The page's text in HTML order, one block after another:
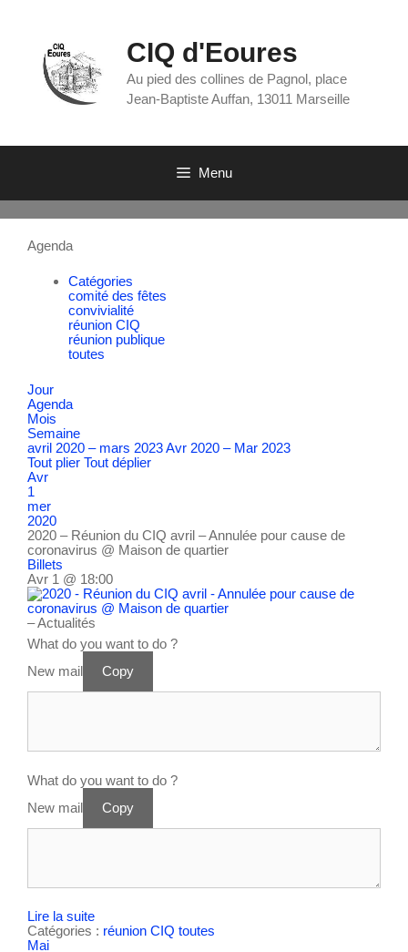
CIQ d'Eoures
Au pied des collines de Pagnol, place
Jean-Baptiste Auffan, 13011 Marseille
Menu
Agenda
Catégories
comité des fêtes
convivialité
réunion CIQ
réunion publique
toutes
Jour
Agenda
Mois
Semaine
avril 2020 – mars 2023Avr 2020 – Mar 2023
Tout plier Tout déplier
Avr
1
mer
2020
2020 – Réunion du CIQ avril – Annulée pour cause de
coronavirus @ Maison de quartier
Billets
Avr 1 @ 18:00
– Actualités
What do you want to do ?
New mail
Copy
What do you want to do ?
New mail
Copy
Lire la suite
Catégories : réunion CIQ toutes
Mai